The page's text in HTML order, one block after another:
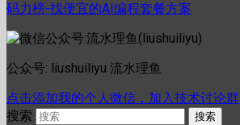
码力榜-找便宜的AI编程套餐方案
公众号: liushuiliyu 流水理鱼
点击添加我的个人微信，加入技术讨论群
搜索